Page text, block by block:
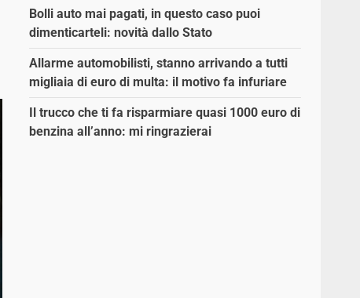
Bolli auto mai pagati, in questo caso puoi
dimenticarteli: novità dallo Stato
Allarme automobilisti, stanno arrivando a tutti
migliaia di euro di multa: il motivo fa infuriare
Il trucco che ti fa risparmiare quasi 1000 euro di
benzina all’anno: mi ringrazierai